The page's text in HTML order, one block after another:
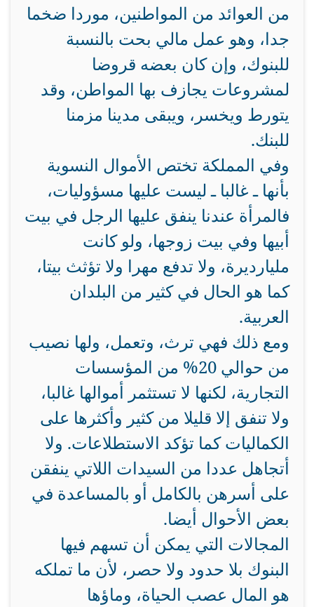
من العوائد من المواطنين، موردا ضخما
جدا، وهو عمل مالي بحت بالنسبة
للبنوك، وإن كان بعضه قروضا
لمشروعات يجازف بها المواطن، وقد
يتورط ويخسر، ويبقى مدينا مزمنا
للبنك.
وفي المملكة تختص الأموال النسوية
بأنها ـ غالبا ـ ليست عليها مسؤوليات،
فالمرأة عندنا ينفق عليها الرجل في بيت
أبيها وفي بيت زوجها، ولو كانت
مليارديرة، ولا تدفع مهرا ولا تؤثث بيتا،
كما هو الحال في كثير من البلدان
العربية.
ومع ذلك فهي ترث، وتعمل، ولها نصيب
من حوالي 20%
من المؤسسات
التجارية، لكنها لا تستثمر أموالها غالبا،
ولا تنفق إلا قليلا من كثير وأكثرها على
الكماليات كما تؤكد الاستطلاعات. ولا
أتجاهل عددا من السيدات اللاتي ينفقن
على أسرهن بالكامل أو بالمساعدة في
بعض الأحوال أيضا.
المجالات التي يمكن أن تسهم فيها
البنوك بلا حدود ولا حصر، لأن ما تملكه
هو المال عصب الحياة، وماؤها